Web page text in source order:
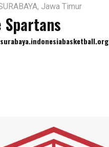
Jawa Timur
Spartans